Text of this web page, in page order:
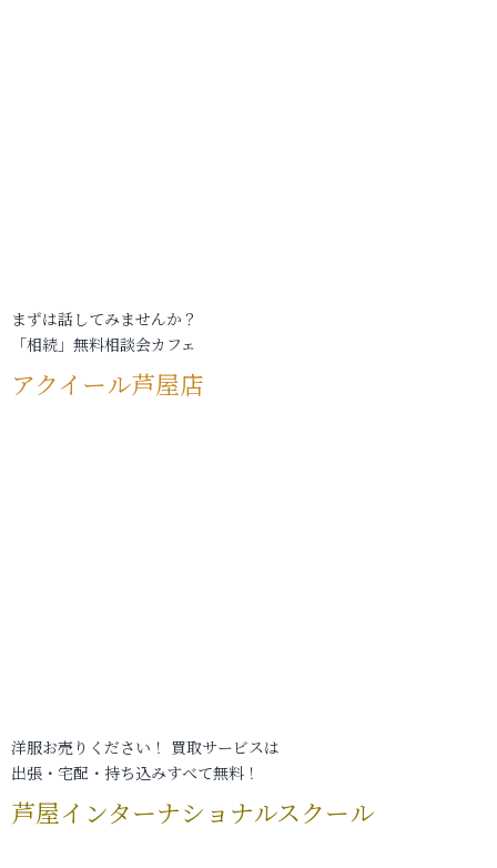
まずは話してみませんか？
「相続」無料相談会カフェ
アクイール芦屋店
洋服お売りください！ 買取サービスは
出張・宅配・持ち込みすべて無料！
芦屋インターナショナルスクール